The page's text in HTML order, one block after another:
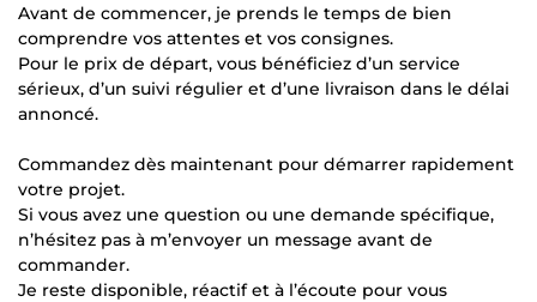
Avant de commencer, je prends le temps de bien
comprendre vos attentes et vos consignes.
Pour le prix de départ, vous bénéficiez d’un service
sérieux, d’un suivi régulier et d’une livraison dans le délai
annoncé.
Commandez dès maintenant pour démarrer rapidement
votre projet.
Si vous avez une question ou une demande spécifique,
n’hésitez pas à m’envoyer un message avant de
commander.
Je reste disponible, réactif et à l’écoute pour vous